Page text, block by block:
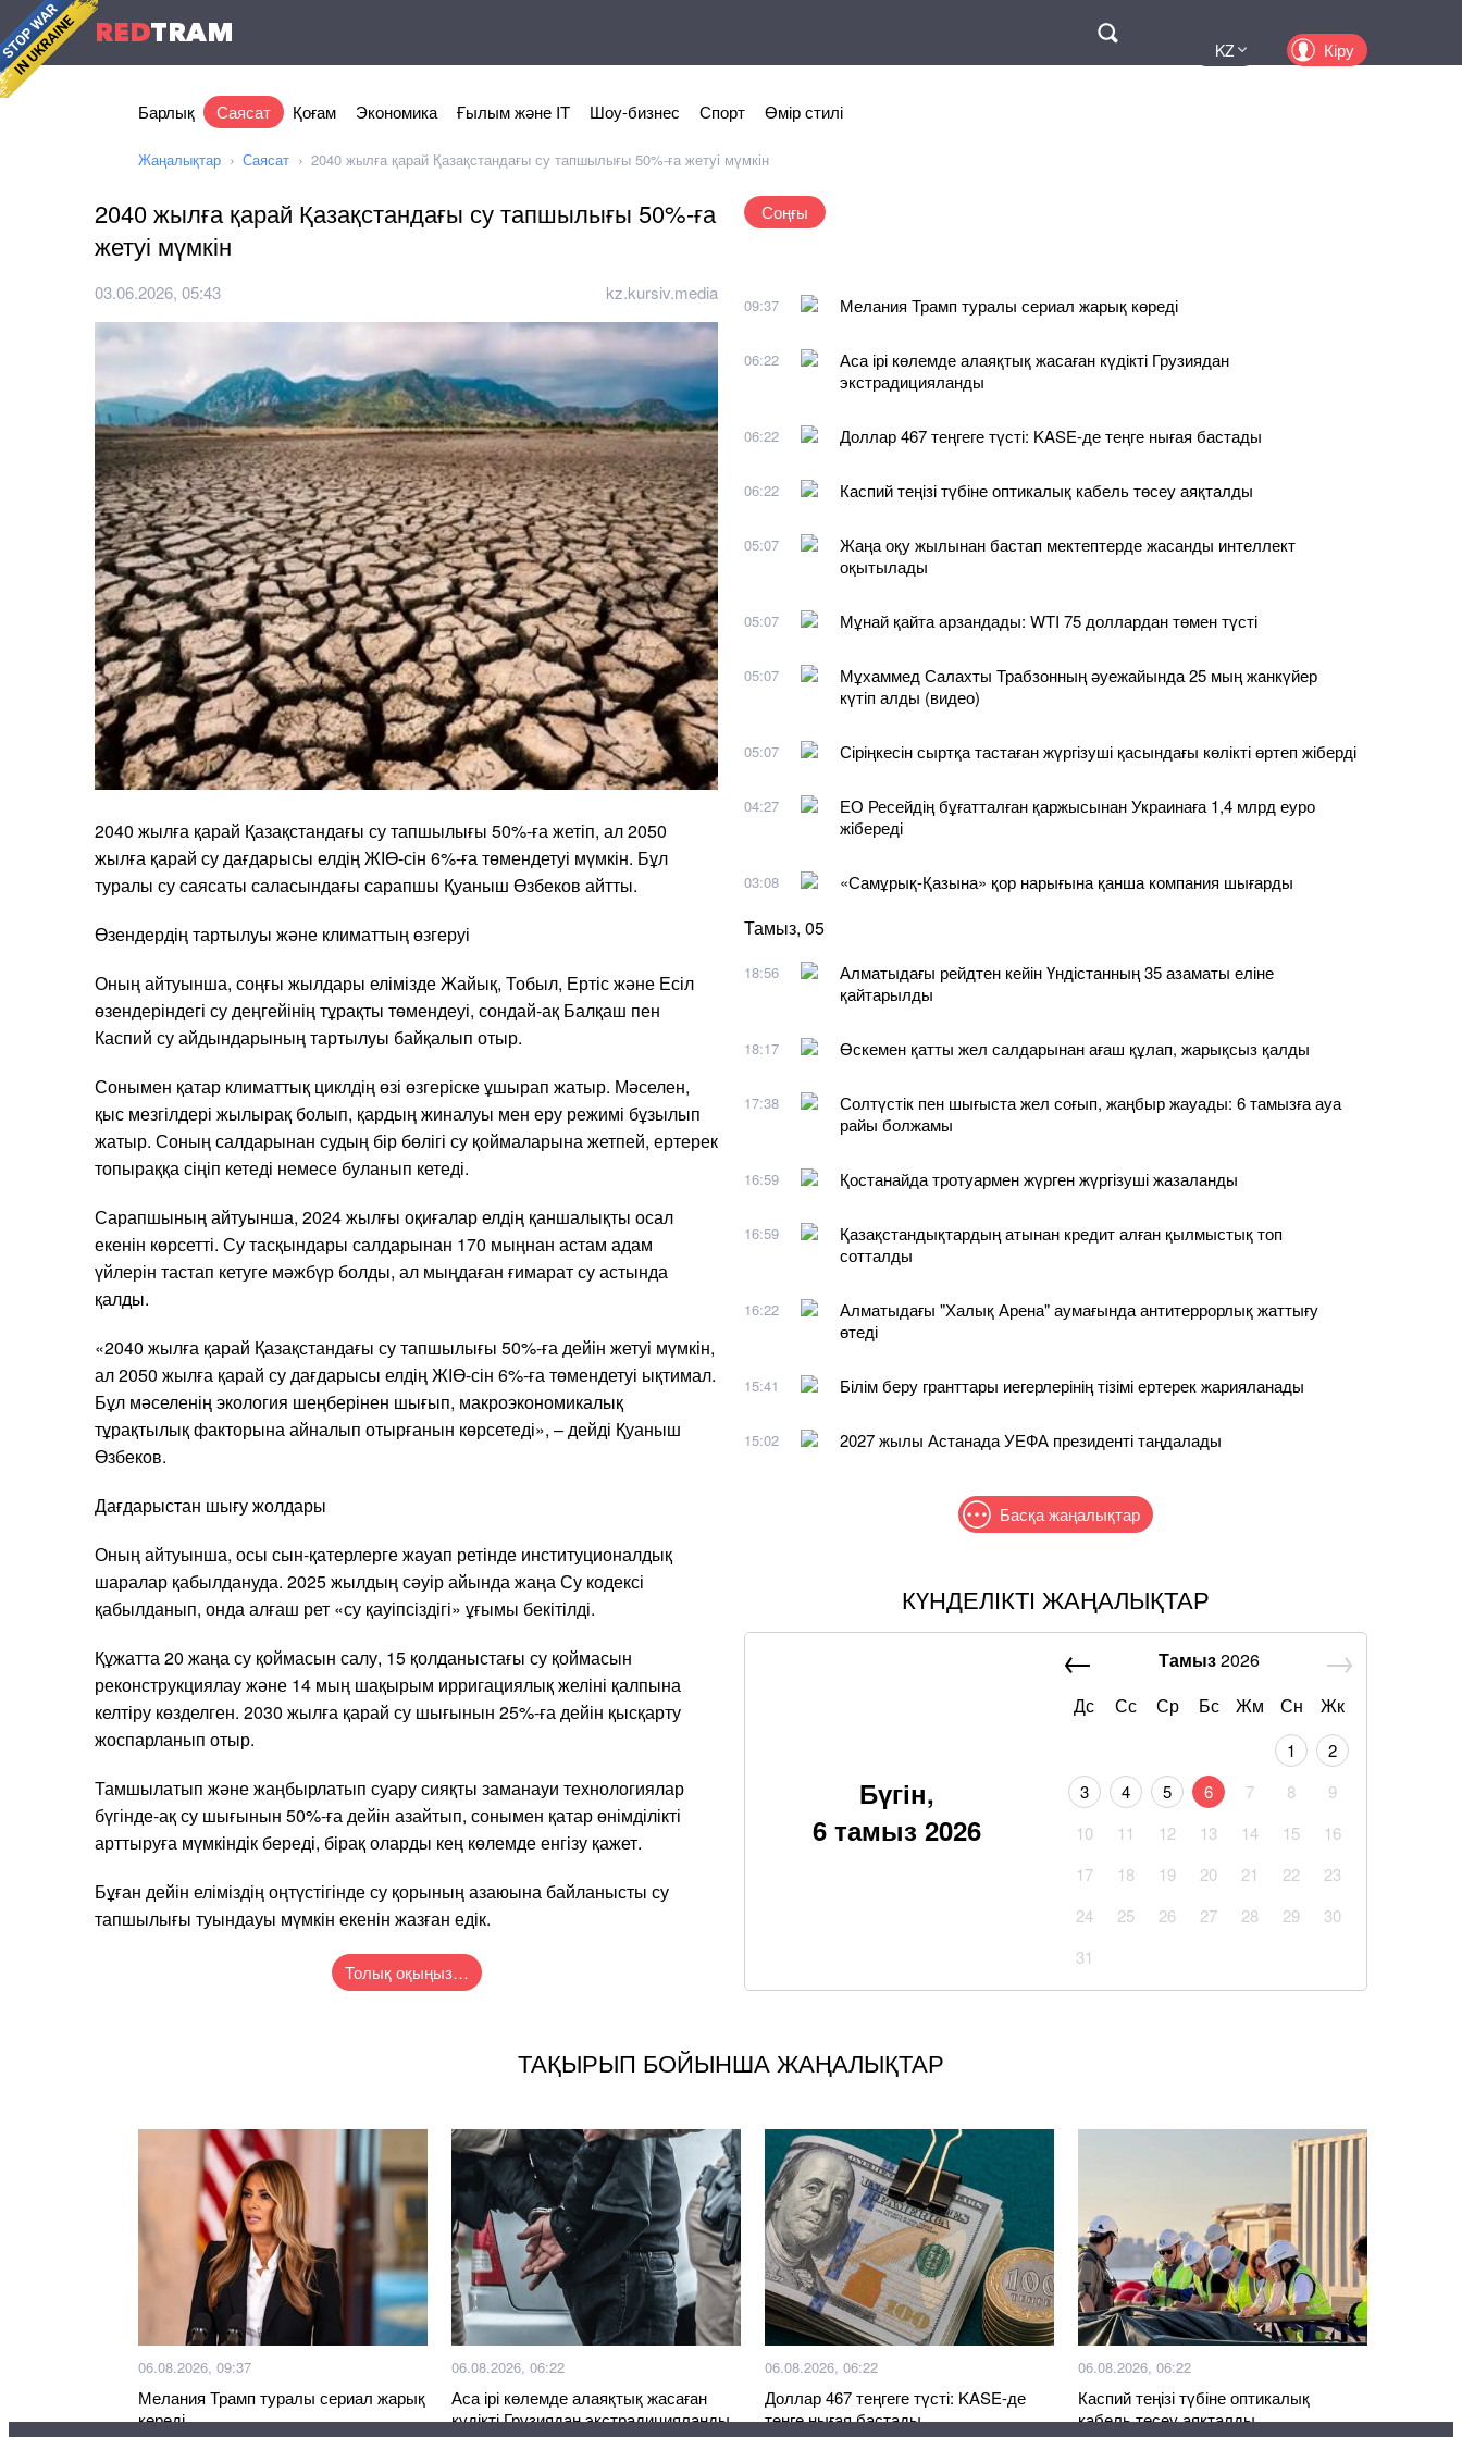
REDTRAM
KZ Кіру
Барлық Саясат Қоғам Экономика Ғылым және IT Шоу-бизнес Спорт Өмір стилі
Жаңалықтар Саясат 2040 жылға қарай Қазақстандағы су тапшылығы 50%-ға жетуі мүмкін
2040 жылға қарай Қазақстандағы су тапшылығы 50%-ға
жетуі мүмкін
03.06.2026, 05:43 kz.kursiv.media
2040 жылға қарай Қазақстандағы су тапшылығы 50%-ға жетіп, ал 2050
жылға қарай су дағдарысы елдің ЖІӨ-сін 6%-ға төмендетуі мүмкін. Бұл
туралы су саясаты саласындағы сарапшы Қуаныш Өзбеков айтты.
Өзендердің тартылуы және климаттың өзгеруі
Оның айтуынша, соңғы жылдары елімізде Жайық, Тобыл, Ертіс және Есіл
өзендеріндегі су деңгейінің тұрақты төмендеуі, сондай-ақ Балқаш пен
Каспий су айдындарының тартылуы байқалып отыр.
Сонымен қатар климаттық циклдің өзі өзгеріске ұшырап жатыр. Мәселен,
қыс мезгілдері жылырақ болып, қардың жиналуы мен еру режимі бұзылып
жатыр. Соның салдарынан судың бір бөлігі су қоймаларына жетпей, ертерек
топыраққа сіңіп кетеді немесе буланып кетеді.
Сарапшының айтуынша, 2024 жылғы оқиғалар елдің қаншалықты осал
екенін көрсетті. Су тасқындары салдарынан 170 мыңнан астам адам
үйлерін тастап кетуге мәжбүр болды, ал мыңдаған ғимарат су астында
қалды.
«2040 жылға қарай Қазақстандағы су тапшылығы 50%-ға дейін жетуі мүмкін,
ал 2050 жылға қарай су дағдарысы елдің ЖІӨ-сін 6%-ға төмендетуі ықтимал.
Бұл мәселенің экология шеңберінен шығып, макроэкономикалық
тұрақтылық факторына айналып отырғанын көрсетеді», – дейді Қуаныш
Өзбеков.
Дағдарыстан шығу жолдары
Оның айтуынша, осы сын-қатерлерге жауап ретінде институционалдық
шаралар қабылдануда. 2025 жылдың сәуір айында жаңа Су кодексі
қабылданып, онда алғаш рет «су қауіпсіздігі» ұғымы бекітілді.
Құжатта 20 жаңа су қоймасын салу, 15 қолданыстағы су қоймасын
реконструкциялау және 14 мың шақырым ирригациялық желіні қалпына
келтіру көзделген. 2030 жылға қарай су шығынын 25%-ға дейін қысқарту
жоспарланып отыр.
Тамшылатып және жаңбырлатып суару сияқты заманауи технологиялар
бүгінде-ақ су шығынын 50%-ға дейін азайтып, сонымен қатар өнімділікті
арттыруға мүмкіндік береді, бірақ оларды кең көлемде енгізу қажет.
Бұған дейін еліміздің оңтүстігінде су қорының азаюына байланысты су
тапшылығы туындауы мүмкін екенін жазған едік.
Толық оқыңыз…
Соңғы
09:37 Мелания Трамп туралы сериал жарық көреді
06:22
Аса ірі көлемде алаяқтық жасаған күдікті Грузиядан
экстрадицияланды
06:22 Доллар 467 теңгеге түсті: KASE-де теңге нығая бастады
06:22 Каспий теңізі түбіне оптикалық кабель төсеу аяқталды
05:07
Жаңа оқу жылынан бастап мектептерде жасанды интеллект
оқытылады
05:07 Мұнай қайта арзандады: WTI 75 доллардан төмен түсті
05:07
Мұхаммед Салахты Трабзонның әуежайында 25 мың жанкүйер
күтіп алды (видео)
05:07 Сіріңкесін сыртқа тастаған жүргізуші қасындағы көлікті өртеп жіберді
04:27
ЕО Ресейдің бұғатталған қаржысынан Украинаға 1,4 млрд еуро
жібереді
03:08 «Самұрық-Қазына» қор нарығына қанша компания шығарды
Тамыз, 05
18:56
Алматыдағы рейдтен кейін Үндістанның 35 азаматы еліне
қайтарылды
18:17 Өскемен қатты жел салдарынан ағаш құлап, жарықсыз қалды
17:38
Солтүстік пен шығыста жел соғып, жаңбыр жауады: 6 тамызға ауа
райы болжамы
16:59 Қостанайда тротуармен жүрген жүргізуші жазаланды
16:59
Қазақстандықтардың атынан кредит алған қылмыстық топ
сотталды
16:22
Алматыдағы "Халық Арена" аумағында антитеррорлық жаттығу
өтеді
15:41 Білім беру гранттары иегерлерінің тізімі ертерек жарияланады
15:02 2027 жылы Астанада УЕФА президенті таңдалады
Басқа жаңалықтар
КҮНДЕЛІКТІ ЖАҢАЛЫҚТАР
Бүгін,
6 тамыз 2026
Тамыз2026
Дс
Сс Ср Бс Жм Сн Жк
1
2
3
4 5 6 7 8
9
10
11 12 13 14 15
16
17
18 19 20 21 22
23
24
25 26 27 28 29
30
31
ТАҚЫРЫП БОЙЫНША ЖАҢАЛЫҚТАР
06.08.2026, 09:37
Мелания Трамп туралы сериал жарық
көреді
06.08.2026, 06:22
Аса ірі көлемде алаяқтық жасаған
күдікті Грузиядан экстрадицияланды
06.08.2026, 06:22
Доллар 467 теңгеге түсті: KASE-де
теңге нығая бастады
06.08.2026, 06:22
Каспий теңізі түбіне оптикалық
кабель төсеу аяқталды